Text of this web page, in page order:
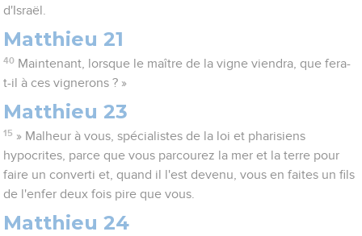
d'Israël.
Matthieu 21
40 Maintenant, lorsque le maître de la vigne viendra, que fera-
t-il à ces vignerons ? »
Matthieu 23
15 » Malheur à vous, spécialistes de la loi et pharisiens
hypocrites, parce que vous parcourez la mer et la terre pour
faire un converti et, quand il l'est devenu, vous en faites un fils
de l'enfer deux fois pire que vous.
Matthieu 24